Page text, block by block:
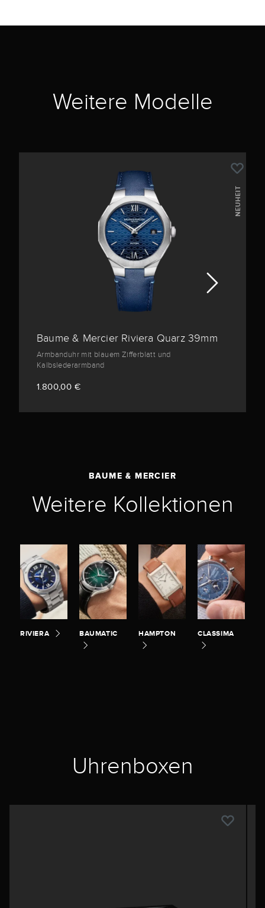
Weitere Modelle
NEUHEIT
Baume & Mercier Riviera Quarz 39mm
Armbanduhr mit blauem Zifferblatt und
Kalbslederarmband
1.800,00 €
BAUME & MERCIER
Weitere Kollektionen
RIVIERA BAUMATIC HAMPTON CLASSIMA
Uhrenboxen